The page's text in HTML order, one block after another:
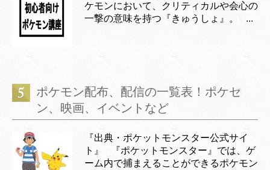
ケモンにおいて、クリティカルや会心の
一撃の意味を持つ『きゅうしょ』。 ...
ポケモン配布、配信の一覧表！ポケセ
ン、映画、イベントなど
『出典・ポケットモンスター公式サイ
ト』 『ポケットモンスター』では、ゲ
ーム内で捕まえることができるポケモン